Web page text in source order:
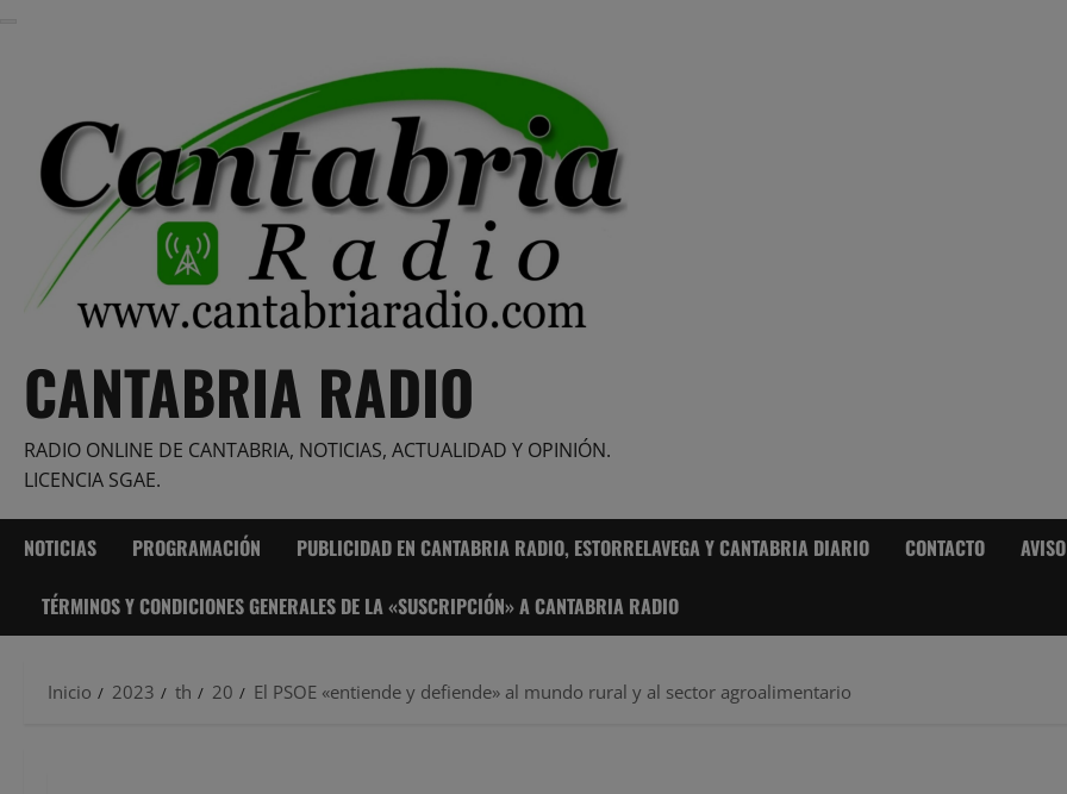
CANTABRIA RADIO
RADIO ONLINE DE CANTABRIA, NOTICIAS, ACTUALIDAD Y OPINIÓN.
LICENCIA SGAE.
NOTICIAS PROGRAMACIÓN PUBLICIDAD EN CANTABRIA RADIO, ESTORRELAVEGA Y CANTABRIA DIARIO CONTACTO
TÉRMINOS Y CONDICIONES GENERALES DE LA «SUSCRIPCIÓN» A CANTABRIA RADIO
Inicio 2023 th 20 El PSOE «entiende y defiende» al mundo rural y al sector agroalimentario